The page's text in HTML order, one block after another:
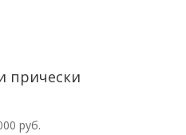
прически
руб.